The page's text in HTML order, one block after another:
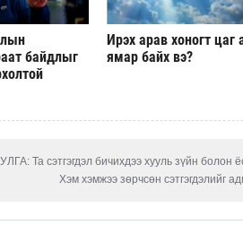
байдлыг
Ирэх арав хоногт цаг
ямар байх вэ?
Та сэтгэгдэл бичихдээ хууль зүйн болон
Хэм хэмжээ зөрчсөн сэтгэгдэлийг